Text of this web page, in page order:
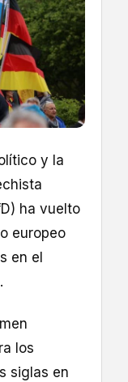
y la
ha vuelto
europeo
en el
los
siglas en